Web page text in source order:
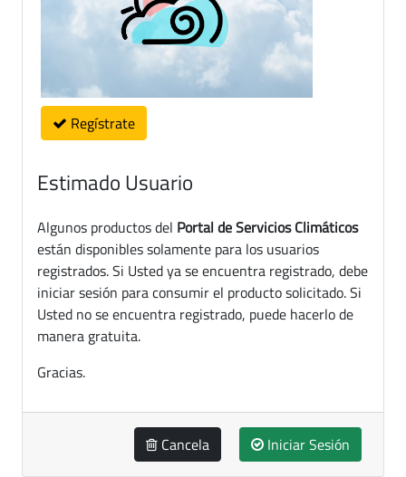
Regístrate
Estimado Usuario
Algunos productos del Portal de Servicios Climáticos
están disponibles solamente para los usuarios
registrados. Si Usted ya se encuentra registrado, debe
iniciar sesión para consumir el producto solicitado. Si
Usted no se encuentra registrado, puede hacerlo de
manera gratuita.
Gracias.
Cancela Iniciar Sesión